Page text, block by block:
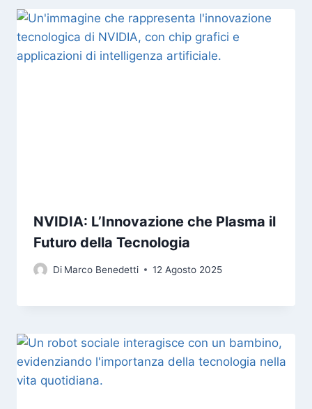
NVIDIA: L’Innovazione che Plasma il
Futuro della Tecnologia
Di Marco Benedetti 12 Agosto 2025